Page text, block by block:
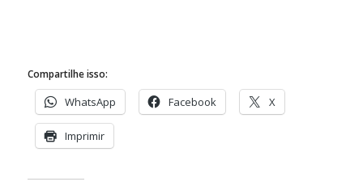
Compartilhe isso:
WhatsApp Facebook X
Imprimir